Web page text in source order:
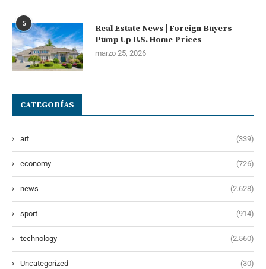
5
Real Estate News | Foreign Buyers
Pump Up U.S. Home Prices
marzo 25, 2026
CATEGORÍAS
art (339)
economy (726)
news (2.628)
sport (914)
technology (2.560)
Uncategorized (30)